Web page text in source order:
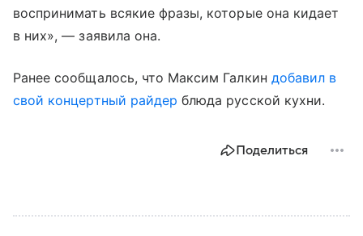
воспринимать всякие фразы, которые она кидает
в них», — заявила она.
Ранее сообщалось, что Максим Галкин добавил в
свой концертный райдер блюда русской кухни.
Поделиться